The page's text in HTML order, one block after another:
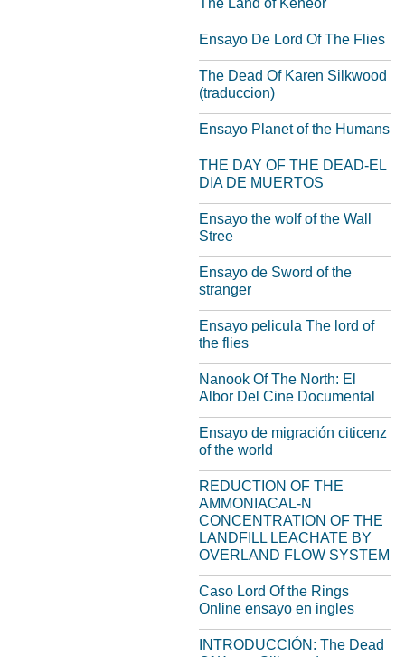
The Land of Keneor
Ensayo De Lord Of The Flies
The Dead Of Karen Silkwood
(traduccion)
Ensayo Planet of the Humans
THE DAY OF THE DEAD-EL
DIA DE MUERTOS
Ensayo the wolf of the Wall
Stree
Ensayo de Sword of the
stranger
Ensayo pelicula The lord of
the flies
Nanook Of The North: El
Albor Del Cine Documental
Ensayo de migración citicenz
of the world
REDUCTION OF THE
AMMONIACAL-N
CONCENTRATION OF THE
LANDFILL LEACHATE BY
OVERLAND FLOW SYSTEM
Caso Lord Of the Rings
Online ensayo en ingles
INTRODUCCIÓN: The Dead